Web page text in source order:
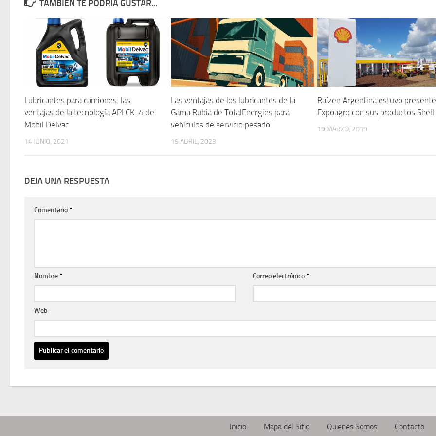
TAMBIÉN TE PODRÍA GUSTAR...
Lubricantes para camiones: las
ventajas de la tecnología API CK-4 de
Mobil Delvac
14 JUNIO, 2021
Las ventajas de los lubricantes de la
Gama Rubia de TotalEnergies para
vehículos de servicio pesado
19 ABRIL, 2023
Raízen Argentina estuvo
Expoagro con sus productos Shell
19 MARZO, 2019
DEJA UNA RESPUESTA
Comentario*
Nombre* Correo electrónico*
Web
Inicio Mapa del Sitio Quienes Somos Contacto